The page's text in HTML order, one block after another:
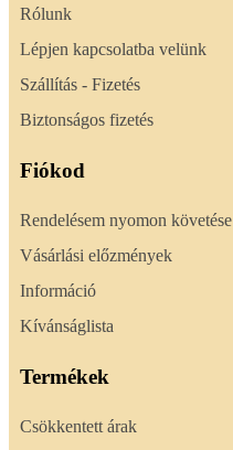
Rólunk
Lépjen kapcsolatba velünk
Szállítás - Fizetés
Biztonságos fizetés
Fiókod
Rendelésem nyomon követése
Vásárlási előzmények
Információ
Kívánságlista
Termékek
Csökkentett árak